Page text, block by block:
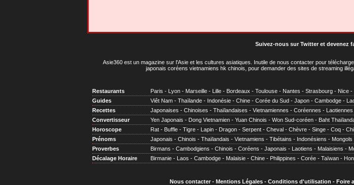
Suivez-nous sur Twitteret devenez
Asie360 est un magazine sur l'Asie et les cultures asiatiques . Inutile de nous contacter pour
japonais coréens vietnamiens hk chinois, pour demander des sites de streaming
Restaurants Paris - Lyon - Marseille - Lille - Bordeaux - Toulouse - Nantes - Strasbourg - Nice -
Guides
Viêt Nam - Thaïlande - Indonésie - Chine - Corée du Sud - Japon - Cambodge -
Recettes
Japonaises - Chinoises - Thaïlandaises - Vietnamiennes - Coréennes - Laotiennes
Convertisseur
Yen Japonais - Dong Vietnamien - Yuan Chinois - Won Sud-coréen - Baht
Horoscope
Rat - Buffle - Tigre - Lapin - Dragon - Serpent - Cheval - Chèvre - Singe - Coq -
Prénoms
Japonais - Chinois - Thaïlandais - Vietnamiens - Tibétains - Indonésiens - Mongols
Proverbes
Birmans - Cambodgiens - Chinois - Coréens - Japonais - Laotiens - Malaisiens -
Décalage Horaire
Birmanie - Laos - Cambodge - Malaisie - Chine - Philippines - Corée - Taïwan -
Nous contacter- Mentions Légales- Conditions d'utilisation - Foire